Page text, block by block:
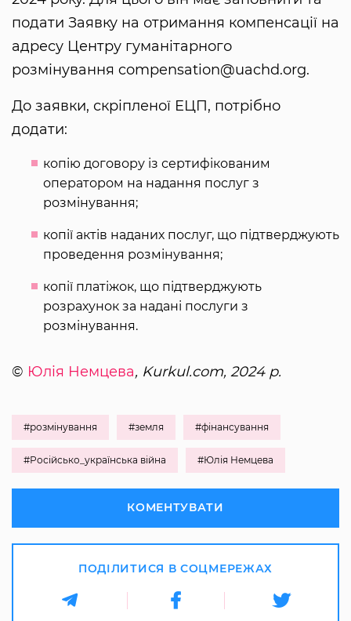
подати Заявку на отримання компенсації на
адресу Центру гуманітарного
розмінування compensation@uachd.org.
До заявки, скріпленої ЕЦП, потрібно
додати:
копію договору із сертифікованим
оператором на надання послуг з
розмінування;
копії актів наданих послуг, що підтверджують
проведення розмінування;
копії платіжок, що підтверджують
розрахунок за надані послуги з
розмінування.
© Юлія Немцева, Kurkul.com, 2024 р.
#розмінування #земля #фінансування
#Російсько_українська війна #Юлія Немцева
КОМЕНТУВАТИ
ПОДІЛИТИСЯ В СОЦМЕРЕЖАХ